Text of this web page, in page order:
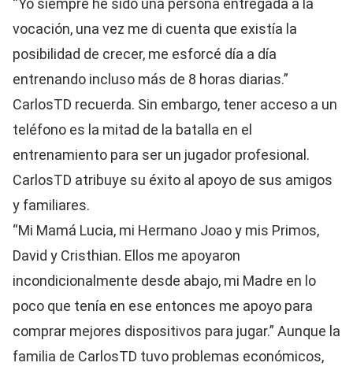
“Yo siempre he sido una persona entregada a la
vocación, una vez me di cuenta que existía la
posibilidad de crecer, me esforcé día a día
entrenando incluso más de 8 horas diarias.”
CarlosTD recuerda. Sin embargo, tener acceso a un
teléfono es la mitad de la batalla en el
entrenamiento para ser un jugador profesional.
CarlosTD atribuye su éxito al apoyo de sus amigos
y familiares.
“Mi Mamá Lucia, mi Hermano Joao y mis Primos,
David y Cristhian. Ellos me apoyaron
incondicionalmente desde abajo, mi Madre en lo
poco que tenía en ese entonces me apoyo para
comprar mejores dispositivos para jugar.” Aunque la
familia de CarlosTD tuvo problemas económicos,